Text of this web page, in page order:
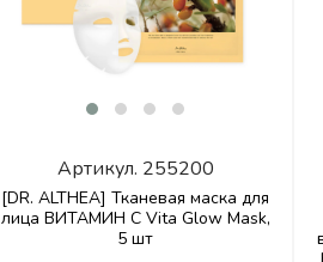
Артикул. 255200
[DR. ALTHEA] Тканевая маска для
лица ВИТАМИН С Vita Glow Mask,
5 шт